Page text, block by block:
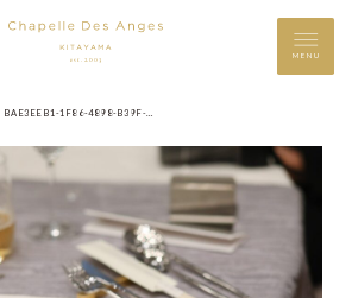
MENU
BAE3EEB1-1F86-4898-B39F-DA4D7D7C1C73